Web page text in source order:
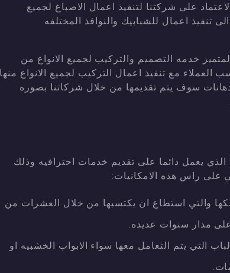
على شركتنا لتنفيذ اعمال الاصباغ لجميع
تنفيذ اعمال للشبابيك والنوافذ المختلفه
خدمه التصميم والتركيب لجميع الانواع من
العملاء مع تنفيذ اعمال التركيب لجميع الانواع منها
سوف يتم تقديمها من خلال شركاتنا بصوره
يعمل دائما على تقديم خدمات احترافيه وذلك
على راس هذه الامكانيات:
والتي استطاع ان يكتسبها من خلال العشرات من
على مدار سنوات عديده.
التي يتم التعامل معها سواء الابواب الخشبيه او